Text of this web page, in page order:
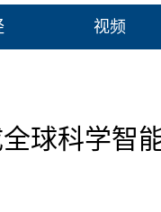
视频
球科学智